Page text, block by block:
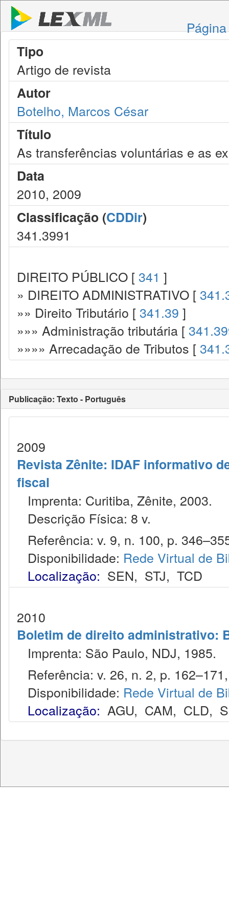
Tipo
Artigo de revista
Autor
Botelho, Marcos César
Título
As transferências voluntárias e as
Data
2010, 2009
Classificação (CDDir)
341.3991
DIREITO PÚBLICO [ 341 ]
» DIREITO ADMINISTRATIVO [
»» Direito Tributário [ 341.39 ]
»»» Administração tributária [
»»»» Arrecadação de Tributos [
Publicação: Texto - Português
2009
Revista Zênite: IDAF informativo
fiscal
Imprenta: Curitiba, Zênite, 2003.
Descrição Física: 8 v.
Referência: v. 9, n. 100, p.
Disponibilidade: Rede Virtual de
Localização: SEN, STJ, TCD
2010
Boletim de direito administrativo:
Imprenta: São Paulo, NDJ, 1985.
Referência: v. 26, n. 2, p.
Disponibilidade: Rede Virtual de
Localização: AGU, CAM, CLD,